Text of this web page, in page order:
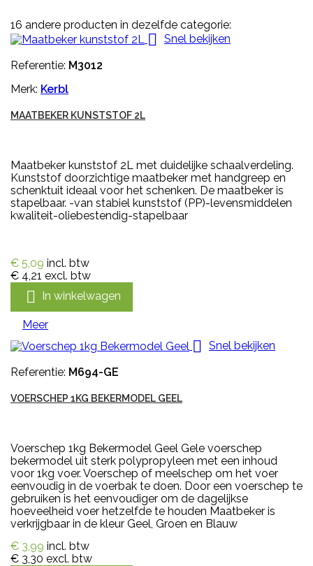
16 andere producten in dezelfde categorie:
 Snel bekijken
Referentie: M3012
Merk: Kerbl
MAATBEKER KUNSTSTOF 2L
Maatbeker kunststof 2L met duidelijke schaalverdeling.
Kunststof doorzichtige maatbeker met handgreep en
schenktuit ideaal voor het schenken. De maatbeker is
stapelbaar. -van stabiel kunststof (PP)-levensmiddelen
kwaliteit-oliebestendig-stapelbaar
€ 5,09 incl. btw
€ 4,21 excl. btw
 In winkelwagen
Meer
 Snel bekijken
Referentie: M694-GE
VOERSCHEP 1KG BEKERMODEL GEEL
Voerschep 1kg Bekermodel Geel Gele voerschep
bekermodel uit sterk polypropyleen met een inhoud
voor 1kg voer. Voerschep of meelschep om het voer
eenvoudig in de voerbak te doen. Door een voerschep te
gebruiken is het eenvoudiger om de dagelijkse
hoeveelheid voer hetzelfde te houden Maatbeker is
verkrijgbaar in de kleur Geel, Groen en Blauw
€ 3,99 incl. btw
€ 3,30 excl. btw